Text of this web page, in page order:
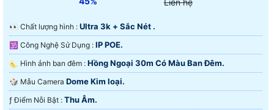
Liên hệ
️👀 Chất lượng hình : Ultra 3k + Sắc Nét .
🕉️ Công Nghệ Sử Dụng : IP POE.
🌜 Hình ảnh ban đêm : Hồng Ngoại 30m Có Màu Ban Ðêm.
🎲 Mẫu Camera Dome Kim loại.
️ƒ Điểm Nỗi Bật : Thu Âm.